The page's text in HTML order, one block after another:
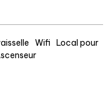
Wifi
Local pour